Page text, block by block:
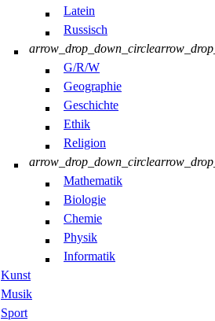
Latein
Russisch
arrow_drop_down_circle
G/R/W
Geographie
Geschichte
Ethik
Religion
arrow_drop_down_circle
Mathematik
Biologie
Chemie
Physik
Informatik
Kunst
Musik
Sport